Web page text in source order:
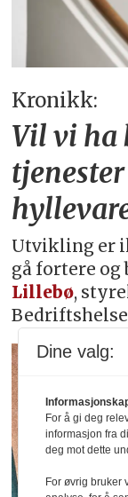
Kronikk:
Vil vi
Utvikling er
gå fortere
Lillebø,
Dine valg:
For å gi deg
informasjon fra
deg mot dette
For øvrig bruker